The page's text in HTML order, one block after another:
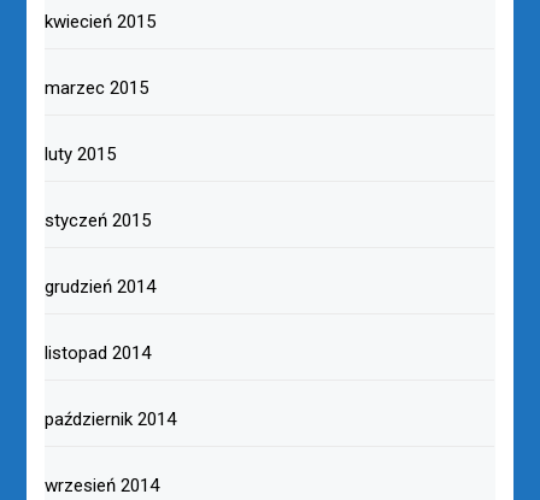
kwiecień 2015
marzec 2015
luty 2015
styczeń 2015
grudzień 2014
listopad 2014
październik 2014
wrzesień 2014